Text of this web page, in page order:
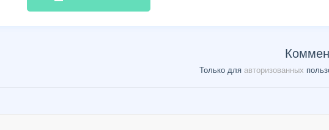
Только для авторизованных